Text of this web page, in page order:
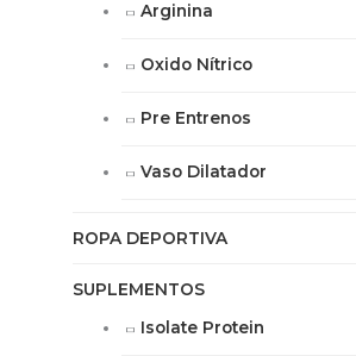
Arginina
Oxido Nítrico
Pre Entrenos
Vaso Dilatador
ROPA DEPORTIVA
SUPLEMENTOS
Isolate Protein